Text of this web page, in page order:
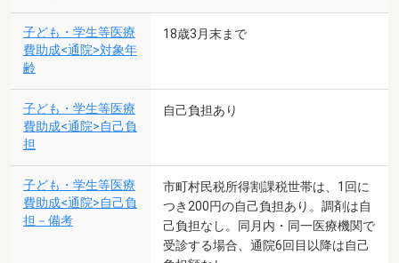
子ども・学生等医療
費助成<通院>対象年
齢
18歳3月末まで
子ども・学生等医療
費助成<通院>自己負
担
自己負担あり
子ども・学生等医療
費助成<通院>自己負
担－備考
市町村民税所得割課税世帯は、1回に
つき200円の自己負担あり。調剤は自
己負担なし。同月内・同一医療機関で
受診する場合、通院6回目以降は自己